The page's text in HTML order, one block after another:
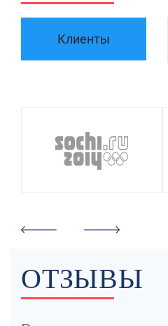
Клиенты
ОТЗЫВЫ